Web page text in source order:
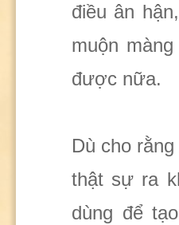
điều ân
muộn
được nữa.
Dù cho
thật sự ra
dùng để